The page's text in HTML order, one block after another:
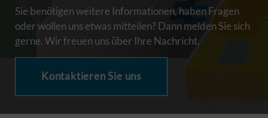
Sie benötigen weitere Informationen, haben Fragen
oder wollen uns etwas mitteilen? Dann melden Sie sich
gerne. Wir freuen uns über Ihre Nachricht.
Kontaktieren Sie uns